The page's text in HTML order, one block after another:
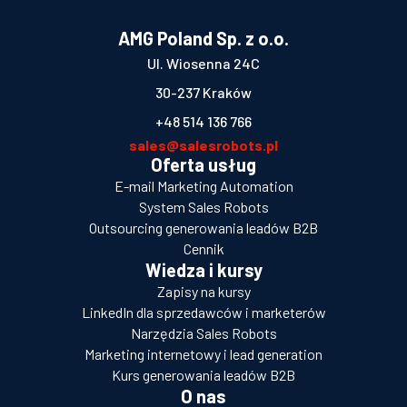
AMG Poland Sp. z o.o.
Ul. Wiosenna 24C
30-237 Kraków
+48 514 136 766
sales@salesrobots.pl
Oferta usług
E-mail Marketing Automation
System Sales Robots
Outsourcing generowania leadów B2B
Cennik
Wiedza i kursy
Zapisy na kursy
LinkedIn dla sprzedawców i marketerów
Narzędzia Sales Robots
Marketing internetowy i lead generation
Kurs generowania leadów B2B
O nas